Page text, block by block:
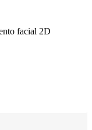
facial 2D